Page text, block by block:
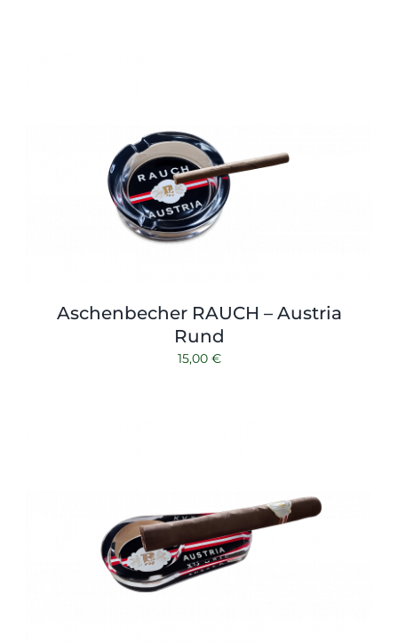
Aschenbecher RAUCH – Austria
Rund
15,00 €